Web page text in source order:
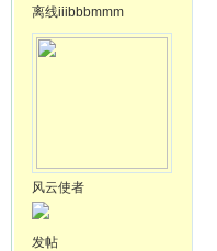
离线iiibbbmmm
风云使者
发帖